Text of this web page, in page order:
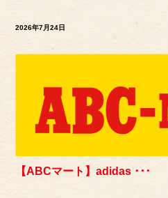
2026年7月24日
【ABCマート】adidas ･･･